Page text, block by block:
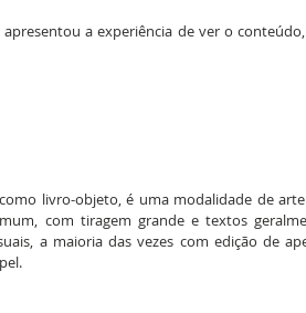
a experiência de ver o
livro-objeto, é uma modalidade de
com tiragem grande e textos
a maioria das vezes com edição de